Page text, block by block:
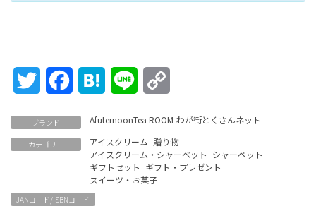
Twitter FacebookHatena Line
ブランド AfuternoonTea ROOM わが街とくさんネット
カテゴリー アイスクリーム 贈り物
アイスクリーム・シャーベット シャーベット
ギフトセット ギフト・プレゼント
スイーツ・お菓子
JANコード/ISBNコード ----